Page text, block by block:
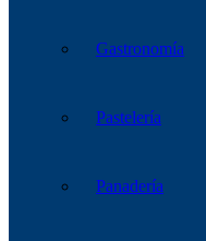
Gastronomía
Pastelería
Panadería